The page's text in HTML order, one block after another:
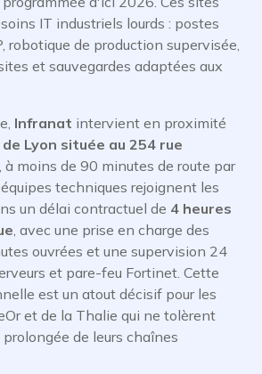
IT industriels lourds : postes
robotique de production supervisée,
et sauvegardes adaptées aux
Infranat intervient en proximité
Lyon située au 254 rue
, à moins de 90 minutes de route par
techniques rejoignent les
un délai contractuel de 4 heures
, avec une prise en charge des
ouvrées et une supervision 24
et pare-feu Fortinet. Cette
est un atout décisif pour les
et de la Thalie qui ne tolèrent
de leurs chaînes